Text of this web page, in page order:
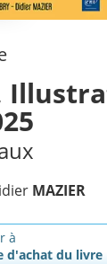
MAZIER
à
d'achat du livre